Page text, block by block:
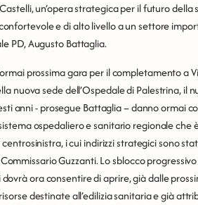
un’opera strategica per il futuro
e di alto livello a un settore
PD, Augusto Battaglia.
prossima gara per il completamento a
nuova sede dell’Ospedale di Palestrina, il
anni - prosegue Battaglia – danno ormai
ospedaliero e sanitario regionale che
i cui indirizzi strategici sono
Guzzanti. Lo sblocco
ora consentire di aprire, già dalle
destinate all’edilizia sanitaria e già